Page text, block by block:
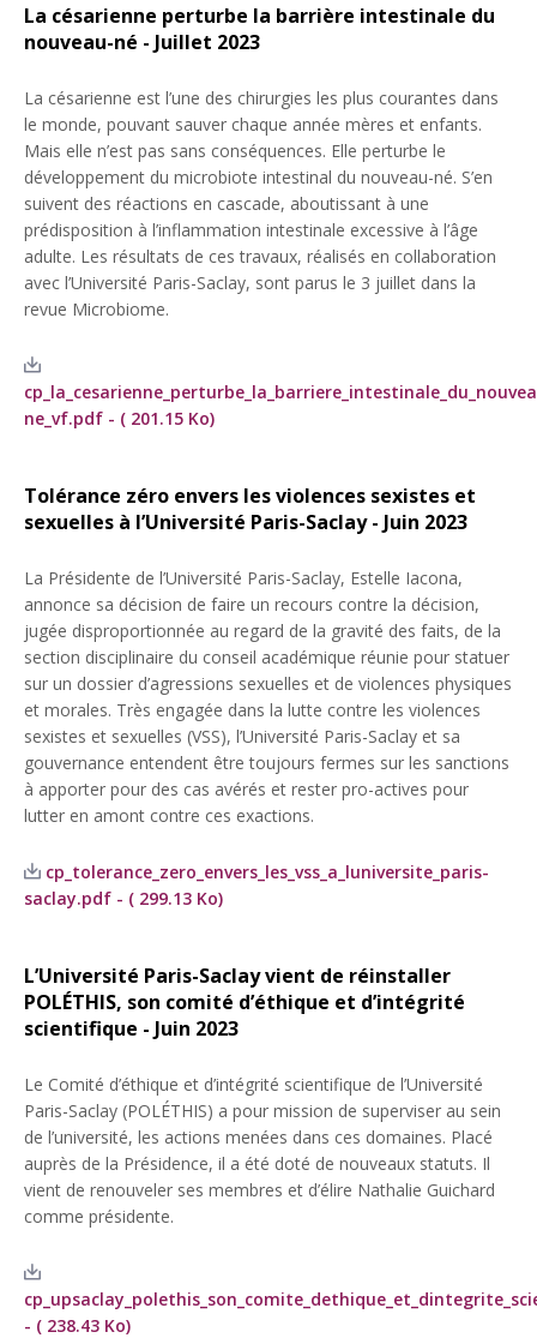
La césarienne perturbe la barrière intestinale du
nouveau-né - Juillet 2023
La césarienne est l’une des chirurgies les plus courantes dans
le monde, pouvant sauver chaque année mères et enfants.
Mais elle n’est pas sans conséquences. Elle perturbe le
développement du microbiote intestinal du nouveau-né. S’en
suivent des réactions en cascade, aboutissant à une
prédisposition à l’inflammation intestinale excessive à l’âge
adulte. Les résultats de ces travaux, réalisés en collaboration
avec l’Université Paris-Saclay, sont parus le 3 juillet dans la
revue Microbiome.
ne_vf.pdf - ( 201.15 Ko)
Tolérance zéro envers les violences sexistes et
sexuelles à l’Université Paris-Saclay - Juin 2023
La Présidente de l’Université Paris-Saclay, Estelle Iacona,
annonce sa décision de faire un recours contre la décision,
jugée disproportionnée au regard de la gravité des faits, de la
section disciplinaire du conseil académique réunie pour statuer
sur un dossier d’agressions sexuelles et de violences physiques
et morales. Très engagée dans la lutte contre les violences
sexistes et sexuelles (VSS), l’Université Paris-Saclay et sa
gouvernance entendent être toujours fermes sur les sanctions
à apporter pour des cas avérés et rester pro-actives pour
lutter en amont contre ces exactions.
cp_tolerance_zero_envers_les_vss_a_luniversite_paris-
saclay.pdf - ( 299.13 Ko)
L’Université Paris-Saclay vient de réinstaller
POLÉTHIS, son comité d’éthique et d’intégrité
scientifique - Juin 2023
Le Comité d’éthique et d’intégrité scientifique de l’Université
Paris-Saclay (POLÉTHIS) a pour mission de superviser au sein
de l’université, les actions menées dans ces domaines. Placé
auprès de la Présidence, il a été doté de nouveaux statuts. Il
vient de renouveler ses membres et d’élire Nathalie Guichard
comme présidente.
- ( 238.43 Ko)